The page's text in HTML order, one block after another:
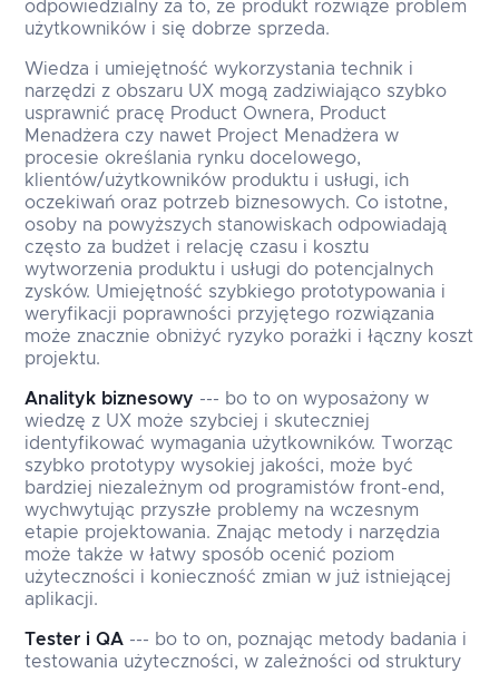
odpowiedzialny za to, że produkt rozwiąże problem
użytkowników i się dobrze sprzeda.
Wiedza i umiejętność wykorzystania technik i
narzędzi z obszaru UX mogą zadziwiająco szybko
usprawnić pracę Product Ownera, Product
Menadżera czy nawet Project Menadżera w
procesie określania rynku docelowego,
klientów/użytkowników produktu i usługi, ich
oczekiwań oraz potrzeb biznesowych. Co istotne,
osoby na powyższych stanowiskach odpowiadają
często za budżet i relację czasu i kosztu
wytworzenia produktu i usługi do potencjalnych
zysków. Umiejętność szybkiego prototypowania i
weryfikacji poprawności przyjętego rozwiązania
może znacznie obniżyć ryzyko porażki i łączny koszt
projektu.
Analityk biznesowy --- bo to on wyposażony w
wiedzę z UX może szybciej i skuteczniej
identyfikować wymagania użytkowników. Tworząc
szybko prototypy wysokiej jakości, może być
bardziej niezależnym od programistów front-end,
wychwytując przyszłe problemy na wczesnym
etapie projektowania. Znając metody i narzędzia
może także w łatwy sposób ocenić poziom
użyteczności i konieczność zmian w już istniejącej
aplikacji.
Tester i QA --- bo to on, poznając metody badania i
testowania użyteczności, w zależności od struktury